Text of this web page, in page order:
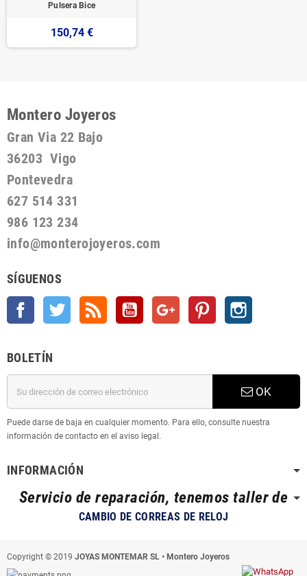
Pulsera Bice
150,74 €
Montero Joyeros
Gran Via 22 Bajo
36203 Vigo
Pontevedra
627 514 331
986 123 234
info@monterojoyeros.com
SÍGUENOS
Facebook Twitter YouTube Google + Pinterest
BOLETÍN
OK
Puede darse de baja en cualquier momento. Para ello, consulte nuestra
información de contacto en el aviso legal.
INFORMACIÓN
Servicio de reparación, tenemos taller de
CAMBIO DE CORREAS DE RELOJ
Copyright © 2019 JOYAS MONTEMAR SL • Montero Joyeros